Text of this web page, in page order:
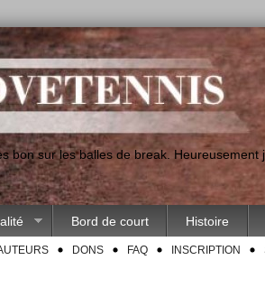
bon sur les balles de break.
Bord de court Histoire
DONS FAQ INSCRIPTION